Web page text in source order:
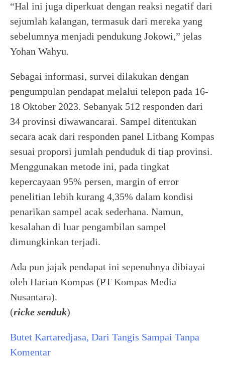
“Hal ini juga diperkuat dengan reaksi negatif dari
sejumlah kalangan, termasuk dari mereka yang
sebelumnya menjadi pendukung Jokowi,” jelas
Yohan Wahyu.
Sebagai informasi, survei dilakukan dengan
pengumpulan pendapat melalui telepon pada 16-
18 Oktober 2023. Sebanyak 512 responden dari
34 provinsi diwawancarai. Sampel ditentukan
secara acak dari responden panel Litbang Kompas
sesuai proporsi jumlah penduduk di tiap provinsi.
Menggunakan metode ini, pada tingkat
kepercayaan 95% persen, margin of error
penelitian lebih kurang 4,35% dalam kondisi
penarikan sampel acak sederhana. Namun,
kesalahan di luar pengambilan sampel
dimungkinkan terjadi.
Ada pun jajak pendapat ini sepenuhnya dibiayai
oleh Harian Kompas (PT Kompas Media
Nusantara).
(ricke senduk)
Butet Kartaredjasa, Dari Tangis Sampai Tanpa
Komentar